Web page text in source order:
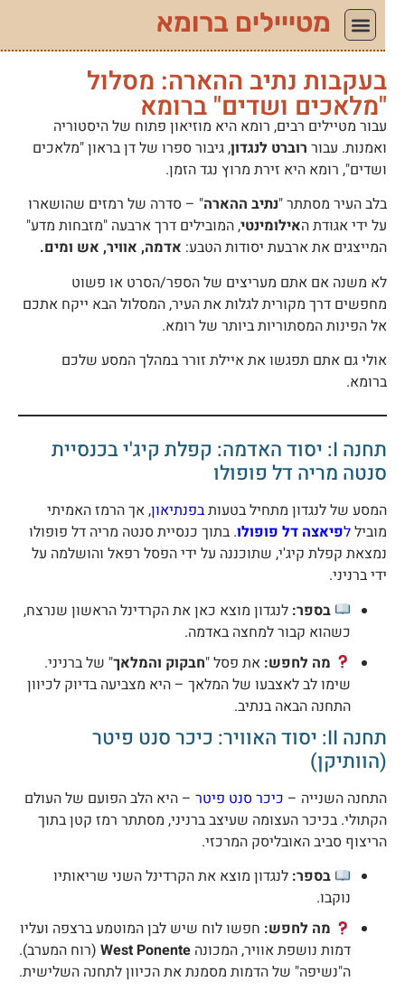
מטייילים ברומא
נתיב ההארה: מסלול
ושדים" ברומא
מטיילים רבים, רומא היא מוזיאון פתוח של היסטוריה
עבוררוברט לנגדון, גיבור ספרו של דן בראון "מלאכים
רומא היא זירת מרוץ נגד הזמן.
העיר מסתתר "נתיב ההארה" – סדרה של רמזים שהושארו
ידי אגודת האילומינטי, המובילים דרך ארבעה "מזבחות מדע"
את ארבעת יסודות הטבע:אדמה, אוויר, אש ומים.
משנה אם אתם מעריצים של הספר/הסרט או פשוט
דרך מקורית לגלות את העיר, המסלול הבא ייקח אתכם
הפינות המסתוריות ביותר של רומא.
גם אתם תפגשו את איילת זורר במהלך המסע שלכם
תחנה I: יסוד האדמה: קפלת קיג'י בכנסיית
מריה דל פופולו
של לנגדון מתחיל בטעותבפנתיאון, אך הרמז האמיתי
לפיאצה דל פופולו. בתוך כנסיית סנטה מריה דל פופולו
קפלת קיג'י, שתוכננה על ידי הפסל רפאל והושלמה על
ברניני.
בספר:לנגדון מוצא כאן את הקרדינל הראשון שנרצח,
כשהוא קבור למחצה באדמה.
מה לחפש:את פסל "חבקוק והמלאך" של ברניני.
שימו לב לאצבעו של המלאך – היא מצביעה בדיוק לכיוון
התחנה הבאה בנתיב.
תחנה II: יסוד האוויר: כיכר סנט פיטר
השנייה –כיכר סנט פיטר– היא הלב הפועם של העולם
בכיכר העצומה שעיצב ברניני, מסתתר רמז קטן בתוך
סביב האובליסק המרכזי.
בספר:לנגדון מוצא את הקרדינל השני שריאותיו
נוקבו.
מה לחפש:חפשו לוח שיש לבן המוטמע ברצפה ועליו
דמות נושפת אוויר, המכונהWest Ponente(רוח המערב).
ה"נשיפה" של הדמות מסמנת את הכיוון לתחנה השלישית.